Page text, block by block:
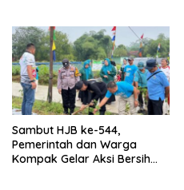
LEBONG
Sambut HJB ke-544,
Pemerintah dan Warga
Kompak Gelar Aksi Bersih